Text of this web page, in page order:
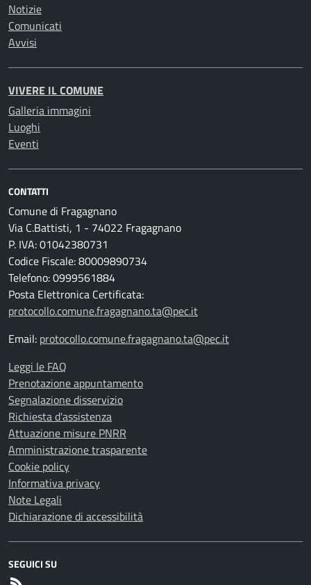
Notizie
Comunicati
Avvisi
VIVERE IL COMUNE
Galleria immagini
Luoghi
Eventi
CONTATTI
Comune di Fragagnano
Via C.Battisti, 1 - 74022 Fragagnano
P. IVA: 01042380731
Codice Fiscale: 80009890734
Telefono: 0999561884
Posta Elettronica Certificata:
protocollo.comune.fragagnano.ta@pec.it
Email: protocollo.comune.fragagnano.ta@pec.it
Leggi le FAQ
Prenotazione appuntamento
Segnalazione disservizio
Richiesta d'assistenza
Attuazione misure PNRR
Amministrazione trasparente
Cookie policy
Informativa privacy
Note Legali
Dichiarazione di accessibilità
SEGUICI SU